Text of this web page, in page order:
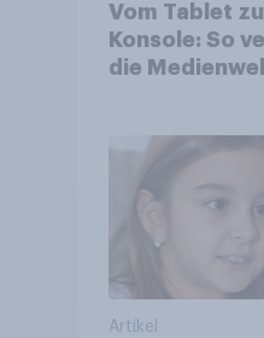
Vom Tablet
Konsole: So
die
Artikel